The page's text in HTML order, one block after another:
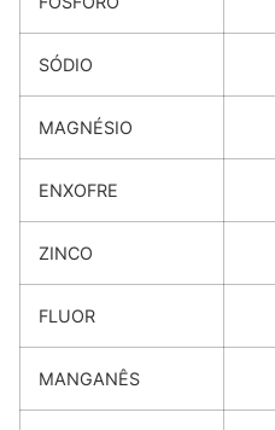
SÓDIO
MAGNÉSIO
ENXOFRE
ZINCO
FLUOR
MANGANÊS